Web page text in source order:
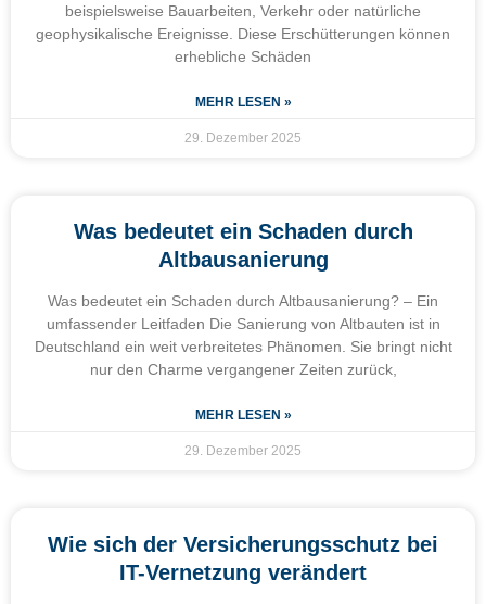
beispielsweise Bauarbeiten, Verkehr oder natürliche
geophysikalische Ereignisse. Diese Erschütterungen können
erhebliche Schäden
MEHR LESEN »
29. Dezember 2025
Was bedeutet ein Schaden durch
Altbausanierung
Was bedeutet ein Schaden durch Altbausanierung? – Ein
umfassender Leitfaden Die Sanierung von Altbauten ist in
Deutschland ein weit verbreitetes Phänomen. Sie bringt nicht
nur den Charme vergangener Zeiten zurück,
MEHR LESEN »
29. Dezember 2025
Wie sich der Versicherungsschutz bei
IT-Vernetzung verändert